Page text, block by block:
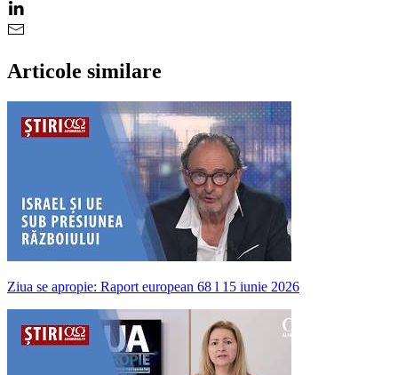
Articole similare
Ziua se apropie: Raport european 68 l 15 iunie 2026